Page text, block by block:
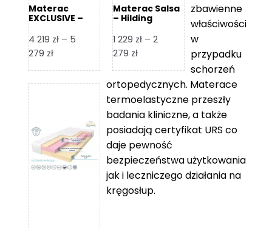
Materac
EXCLUSIVE –
4 219 zł – 5
279 złZakres
od
5
279 zł
Materac Salsa
– Hilding
1 229 zł – 2
279 złZakres
od
1
229 zł
2
279 zł
zbawienne
właściwości
w
przypadku
schorzeń
ortopedycznych. Materace
termoelastyczne przeszły
badania kliniczne, a także
posiadają certyfikat URS co
daje pewność
bezpieczeństwa użytkowania
jak i leczniczego działania na
kręgosłup.